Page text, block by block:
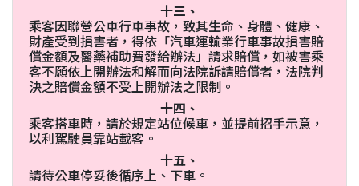
十三、
乘客因聯營公車行車事故，致其生命、身體、健康、
財產受到損害者，得依「汽車運輸業行車事故損害賠
償金額及醫藥補助費發給辦法」請求賠償，如被害乘
客不願依上開辦法和解而向法院訴請賠償者，法院判
決之賠償金額不受上開辦法之限制。
十四、
乘客搭車時，請於規定站位候車，並提前招手示意，
以利駕駛員靠站載客。
十五、
請待公車停妥後循序上、下車。